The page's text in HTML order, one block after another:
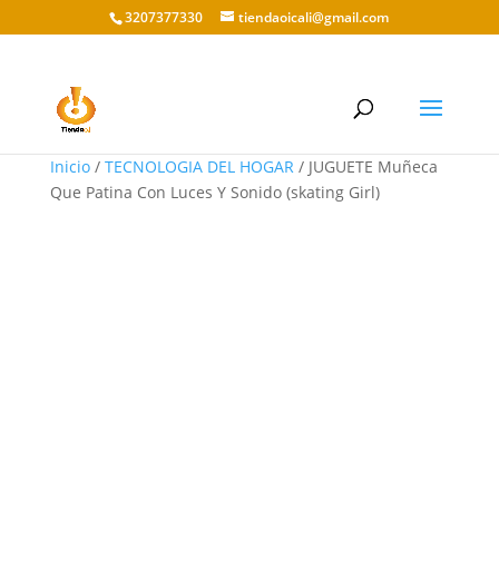
3207377330 tiendaoicali@gmail.com
Inicio/ TECNOLOGIA DEL HOGAR/ JUGUETE Muñeca
Que Patina Con Luces Y Sonido (skating Girl)